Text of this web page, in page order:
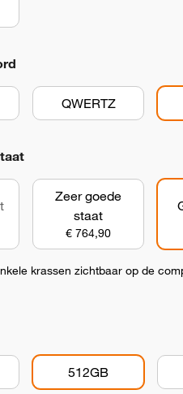
QWERTZ
Zeer goede
staat
€ 764,90
krassen zichtbaar op de
512GB